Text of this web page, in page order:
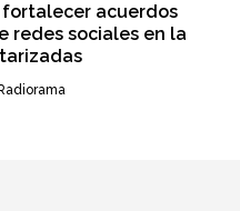
fortalecer acuerdos
redes sociales en la